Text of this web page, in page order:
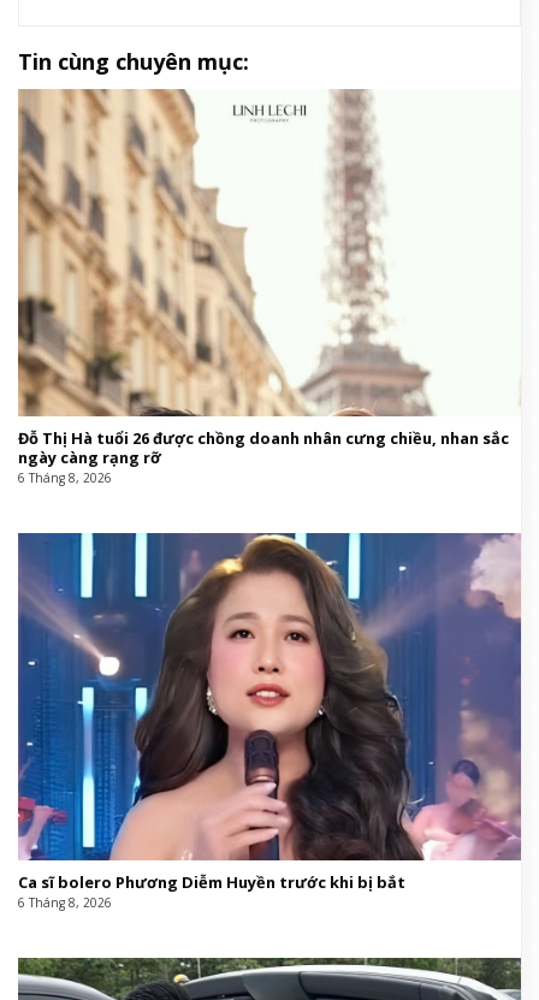
Tin cùng chuyên mục:
Đỗ Thị Hà tuổi 26 được chồng doanh nhân cưng chiều, nhan sắc
ngày càng rạng rỡ
6 Tháng 8, 2026
Ca sĩ bolero Phương Diễm Huyền trước khi bị bắt
6 Tháng 8, 2026